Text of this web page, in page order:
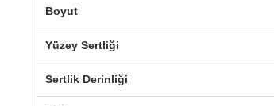
Boyut
Yüzey Sertliği
Sertlik Derinliği